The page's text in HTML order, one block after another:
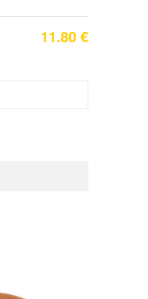
11.80€